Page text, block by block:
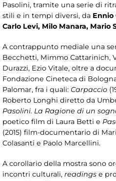
Pasolini, tramite una serie di
stili e in tempi diversi, da Ennio
Carlo Levi, Milo Manara, Mario
A contrappunto mediale una
Becchetti, Mimmo Cattarinich,
Durazzi, Ezio Vitale, oltre a
Fondazione Cineteca di
Palomar, fra i quali: Carpaccio
Roberto Longhi diretto da
Pasolini. La Ragione di un
poetico film di Laura Betti e
(2015) film-documentario di
Colasanti e Paolo Marcellini.
A corollario della mostra sono
incontri culturali, readings e